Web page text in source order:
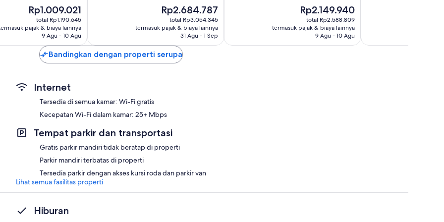
Harga
sekarang
Rp1.009.021
Rp1.009.021
total Rp1.190.645
pajak & biaya lainnya
9 Agu - 10 Agu
Harga
sekarang
Rp2.684.787
Rp2.684.787
total Rp3.054.345
termasuk pajak & biaya lainnya
31 Agu - 1 Sep
Harga
sekarang
Rp2.149.940
Rp2.149.940
total Rp2.588.809
termasuk pajak & biaya lainnya
9 Agu - 10 Agu
Bandingkan dengan properti serupa
Internet
Tersedia di semua kamar: Wi-Fi gratis
Kecepatan Wi-Fi dalam kamar: 25+ Mbps
Tempat parkir dan transportasi
Gratis parkir mandiri tidak beratap di properti
Parkir mandiri terbatas di properti
Tersedia parkir dengan akses kursi roda dan parkir van
Lihat semua fasilitas properti
Hiburan